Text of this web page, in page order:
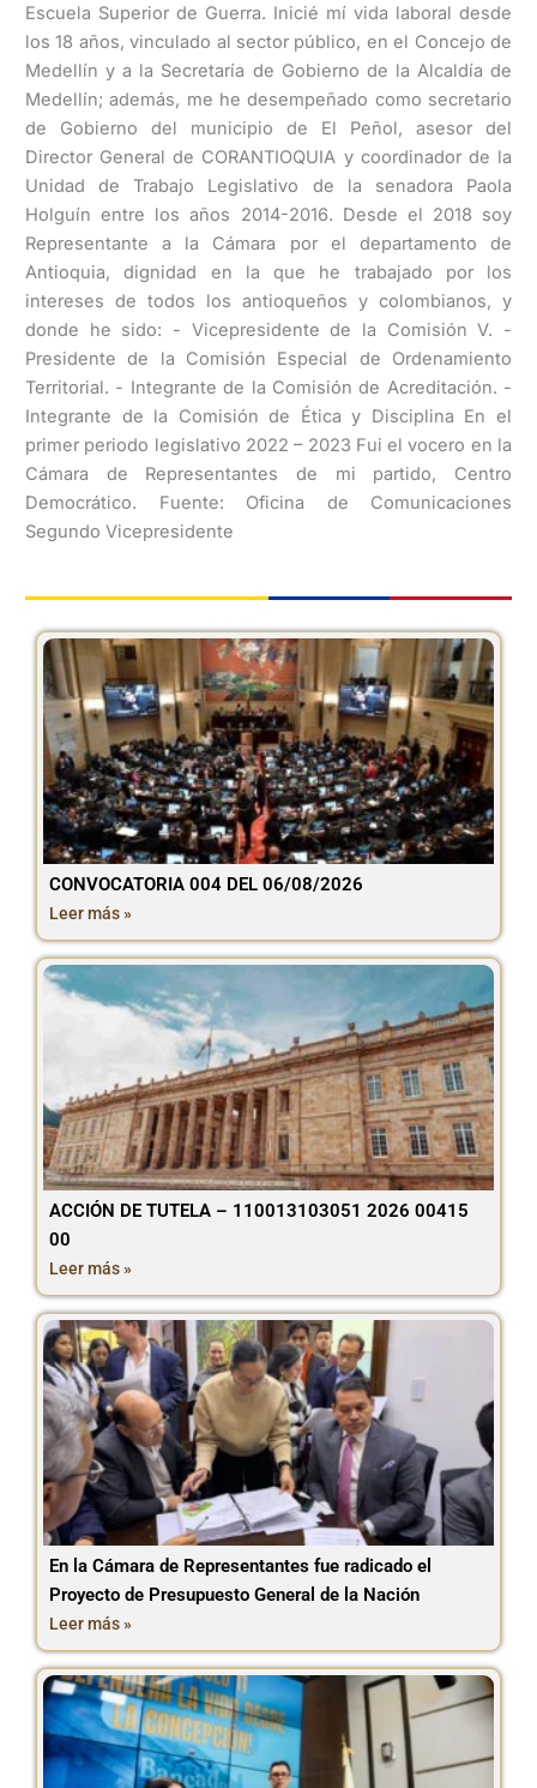
Escuela Superior de Guerra. Inicié mí vida laboral desde
los 18 años, vinculado al sector público, en el Concejo de
Medellín y a la Secretaría de Gobierno de la Alcaldía de
Medellín; además, me he desempeñado como secretario
de Gobierno del municipio de El Peñol, asesor del
Director General de CORANTIOQUIA y coordinador de la
Unidad de Trabajo Legislativo de la senadora Paola
Holguín entre los años 2014-2016. Desde el 2018 soy
Representante a la Cámara por el departamento de
Antioquia, dignidad en la que he trabajado por los
intereses de todos los antioqueños y colombianos, y
donde he sido: - Vicepresidente de la Comisión V. -
Presidente de la Comisión Especial de Ordenamiento
Territorial. - Integrante de la Comisión de Acreditación. -
Integrante de la Comisión de Ética y Disciplina En el
primer periodo legislativo 2022 – 2023 Fui el vocero en la
Cámara de Representantes de mi partido, Centro
Democrático. Fuente: Oficina de Comunicaciones
Segundo Vicepresidente
CONVOCATORIA 004 DEL 06/08/2026
Leer más »
ACCIÓN DE TUTELA – 110013103051 2026 00415
00
Leer más »
En la Cámara de Representantes fue radicado el
Proyecto de Presupuesto General de la Nación
Leer más »